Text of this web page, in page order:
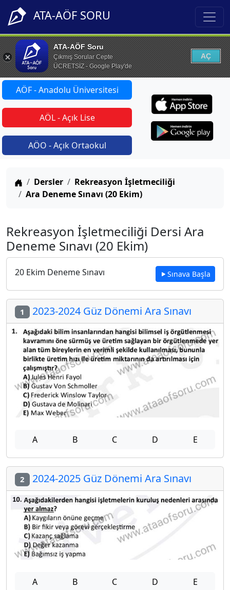
ATA-AÖF SORU
ATA-AÖF Soru
Çıkmış Sorular Cepte
ÜCRETSİZ - Google Play'de
AÇ
AÖF - Anadolu Üniversitesi
AÖL - Açık Lise
AÖO - Açık Ortaokul
Anasayfa
Dersler
Rekreasyon İşletmeciliği
Ara Deneme Sınavı (20 Ekim)
Rekreasyon İşletmeciliği Dersi Ara
Deneme Sınavı (20 Ekim)
20 Ekim Deneme Sınavı Sınava Başla
1 2023-2024 Güz Dönemi Ara Sınavı
A B C D E
2 2024-2025 Güz Dönemi Ara Sınavı
A B C D E